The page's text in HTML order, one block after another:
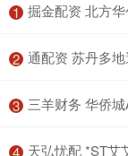
1 掘金配资 北方
2 通配资 苏丹多
3 三羊财务 华侨
4 天弘忧配 *ST艾